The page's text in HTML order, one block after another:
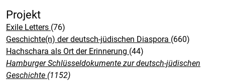
Projekt
Exile Letters (76)
Geschichte(n) der deutsch-jüdischen Diaspora (660)
Hachschara als Ort der Erinnerung (44)
Hamburger Schlüsseldokumente zur deutsch-jüdischen
Geschichte (1152)